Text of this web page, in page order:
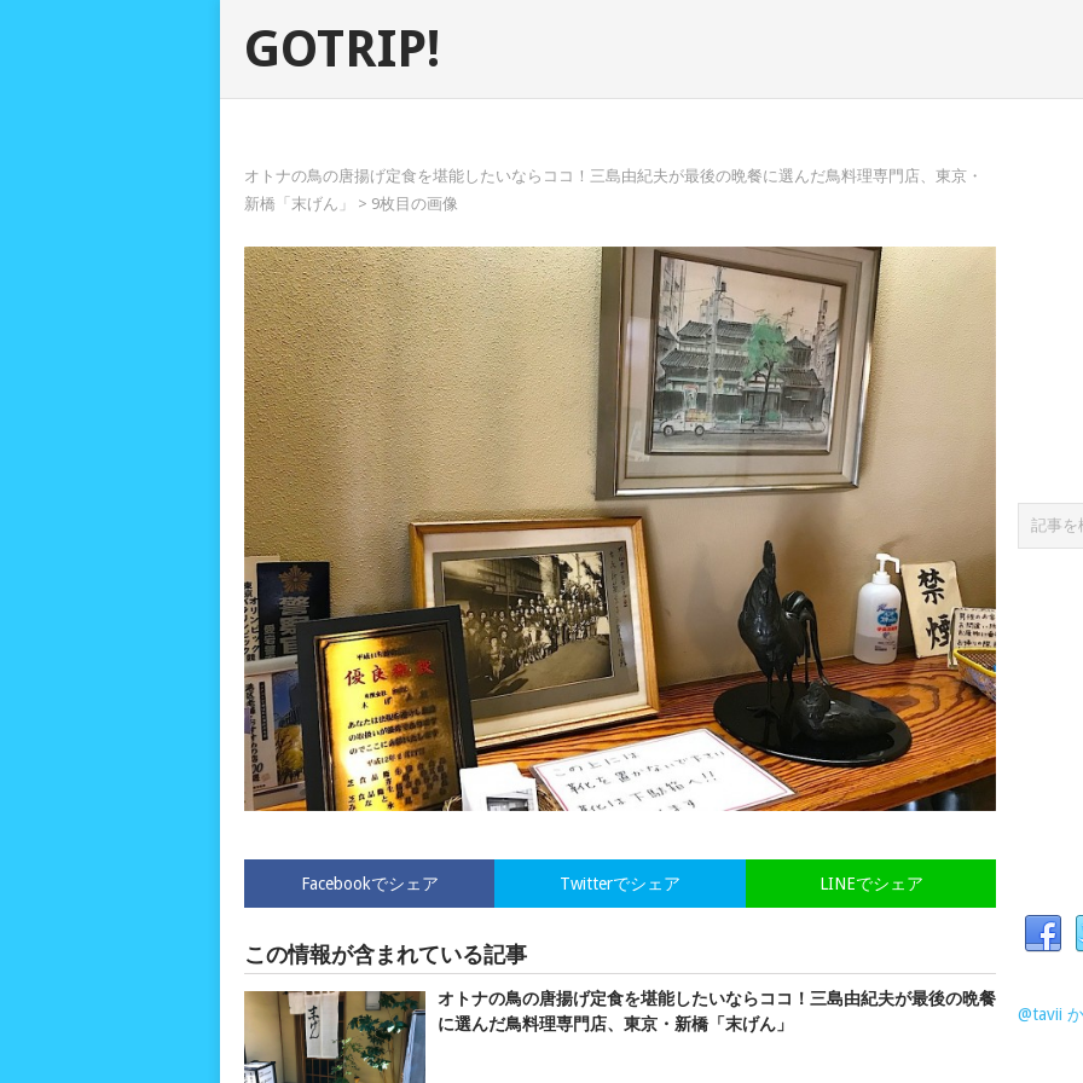
GOTRIP!
オトナの鳥の唐揚げ定食を堪能したいならココ！三島由紀夫が最後の晩餐に選んだ鳥料理専門店、東京・
新橋「末げん」
> 9枚目の画像
Facebookでシェア LINEでシェア
Twitterでシェア
この情報が含まれている記事
オトナの鳥の唐揚げ定食を堪能したいならココ！三島由紀夫が最後の晩餐
に選んだ鳥料理専門店、東京・新橋「末げん」
@tavii